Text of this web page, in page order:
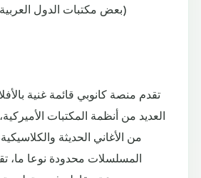
كانوبي (Kanopy) (بعض مكتبات الدول العربية)
تقدم منصة كانوبي قائمة غنية
العديد من أنظمة المكتبات
من الأغاني الحديثة
المسلسلات محدودة نوعا ما،